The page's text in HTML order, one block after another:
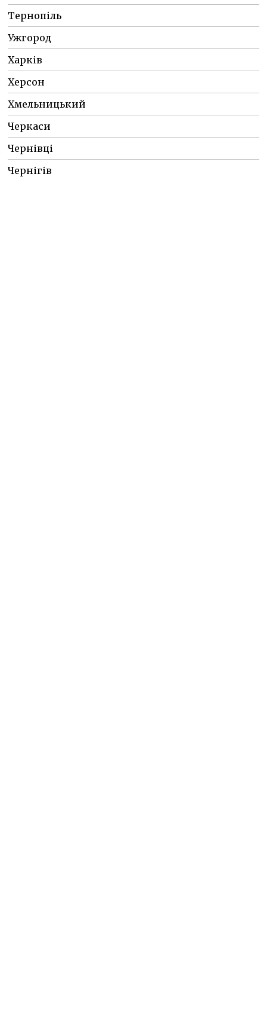
Тернопіль
Ужгород
Харків
Херсон
Хмельницький
Черкаси
Чернівці
Чернігів